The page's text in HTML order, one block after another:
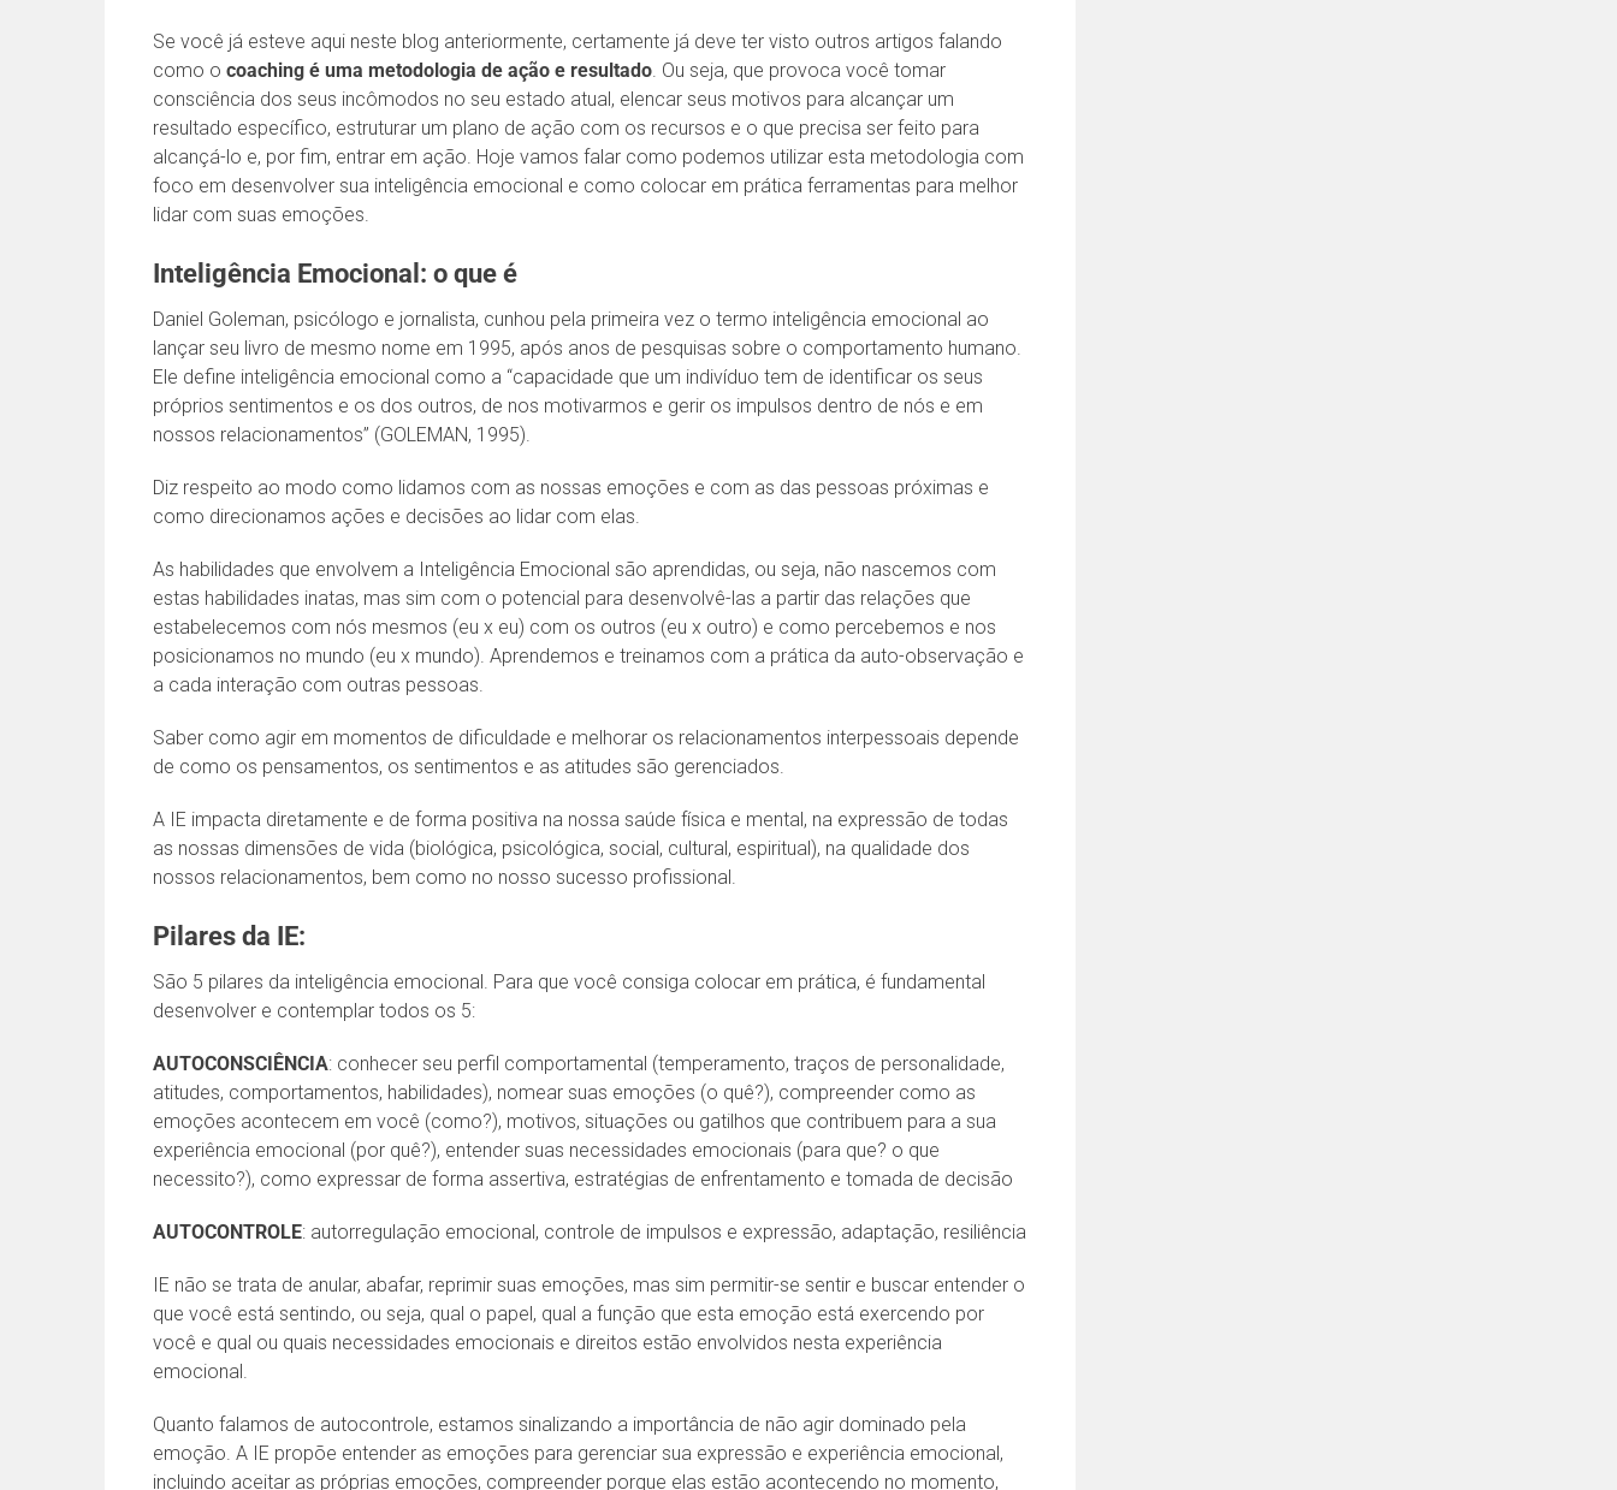
Se você já esteve aqui neste blog anteriormente, certamente já deve ter visto outros artigos falando
como o coaching é uma metodologia de ação e resultado . Ou seja, que provoca você tomar
consciência dos seus incômodos no seu estado atual, elencar seus motivos para alcançar um
resultado específico, estruturar um plano de ação com os recursos e o que precisa ser feito para
alcançá-lo e, por fim, entrar em ação. Hoje vamos falar como podemos utilizar esta metodologia com
foco em desenvolver sua inteligência emocional e como colocar em prática ferramentas para melhor
lidar com suas emoções.
Inteligência Emocional: o que é
Daniel Goleman, psicólogo e jornalista, cunhou pela primeira vez o termo inteligência emocional ao
lançar seu livro de mesmo nome em 1995, após anos de pesquisas sobre o comportamento humano.
Ele define inteligência emocional como a “capacidade que um indivíduo tem de identificar os seus
próprios sentimentos e os dos outros, de nos motivarmos e gerir os impulsos dentro de nós e em
nossos relacionamentos” (GOLEMAN, 1995).
Diz respeito ao modo como lidamos com as nossas emoções e com as das pessoas próximas e
como direcionamos ações e decisões ao lidar com elas.
As habilidades que envolvem a Inteligência Emocional são aprendidas, ou seja, não nascemos com
estas habilidades inatas, mas sim com o potencial para desenvolvê-las a partir das relações que
estabelecemos com nós mesmos (eu x eu) com os outros (eu x outro) e como percebemos e nos
posicionamos no mundo (eu x mundo). Aprendemos e treinamos com a prática da auto-observação e
a cada interação com outras pessoas.
Saber como agir em momentos de dificuldade e melhorar os relacionamentos interpessoais depende
de como os pensamentos, os sentimentos e as atitudes são gerenciados.
A IE impacta diretamente e de forma positiva na nossa saúde física e mental, na expressão de todas
as nossas dimensões de vida (biológica, psicológica, social, cultural, espiritual), na qualidade dos
nossos relacionamentos, bem como no nosso sucesso profissional.
Pilares da IE:
São 5 pilares da inteligência emocional. Para que você consiga colocar em prática, é fundamental
desenvolver e contemplar todos os 5:
AUTOCONSCIÊNCIA: conhecer seu perfil comportamental (temperamento, traços de personalidade,
atitudes, comportamentos, habilidades), nomear suas emoções (o quê?), compreender como as
emoções acontecem em você (como?), motivos, situações ou gatilhos que contribuem para a sua
experiência emocional (por quê?), entender suas necessidades emocionais (para que? o que
necessito?), como expressar de forma assertiva, estratégias de enfrentamento e tomada de decisão
AUTOCONTROLE: autorregulação emocional, controle de impulsos e expressão, adaptação, resiliência
IE não se trata de anular, abafar, reprimir suas emoções, mas sim permitir-se sentir e buscar entender o
que você está sentindo, ou seja, qual o papel, qual a função que esta emoção está exercendo por
você e qual ou quais necessidades emocionais e direitos estão envolvidos nesta experiência
emocional.
Quanto falamos de autocontrole, estamos sinalizando a importância de não agir dominado pela
emoção. A IE propõe entender as emoções para gerenciar sua expressão e experiência emocional,
incluindo aceitar as próprias emoções, compreender porque elas estão acontecendo no momento,